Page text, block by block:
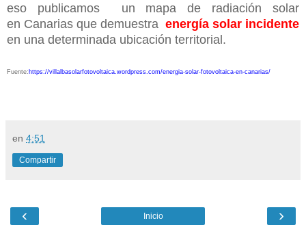
eso publicamos un mapa de radiación solar
en Canarias que demuestra energía solar incidente
en una determinada ubicación territorial.
Fuente: https://villalbasolarfotovoltaica.wordpress.com/energia-solar-fotovoltaica-en-canarias/
en 4:51
Compartir
‹ ›
Inicio